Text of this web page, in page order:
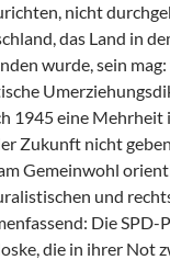
nicht
das Land in
wurde, sein
1945 eine Mehrheit
Zukunft nicht
Gemeinwohl
und
Die
die in ihrer Not